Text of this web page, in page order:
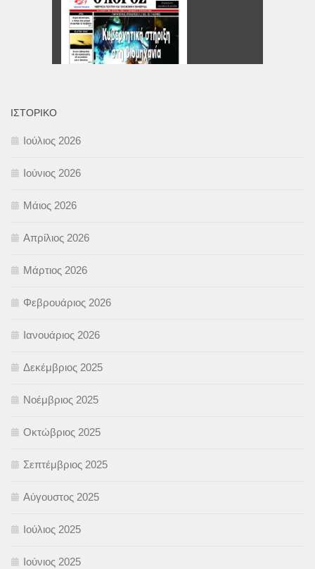
ΙΣΤΟΡΙΚΌ
Ιούλιος 2026
Ιούνιος 2026
Μάιος 2026
Απρίλιος 2026
Μάρτιος 2026
Φεβρουάριος 2026
Ιανουάριος 2026
Δεκέμβριος 2025
Νοέμβριος 2025
Οκτώβριος 2025
Σεπτέμβριος 2025
Αύγουστος 2025
Ιούλιος 2025
Ιούνιος 2025